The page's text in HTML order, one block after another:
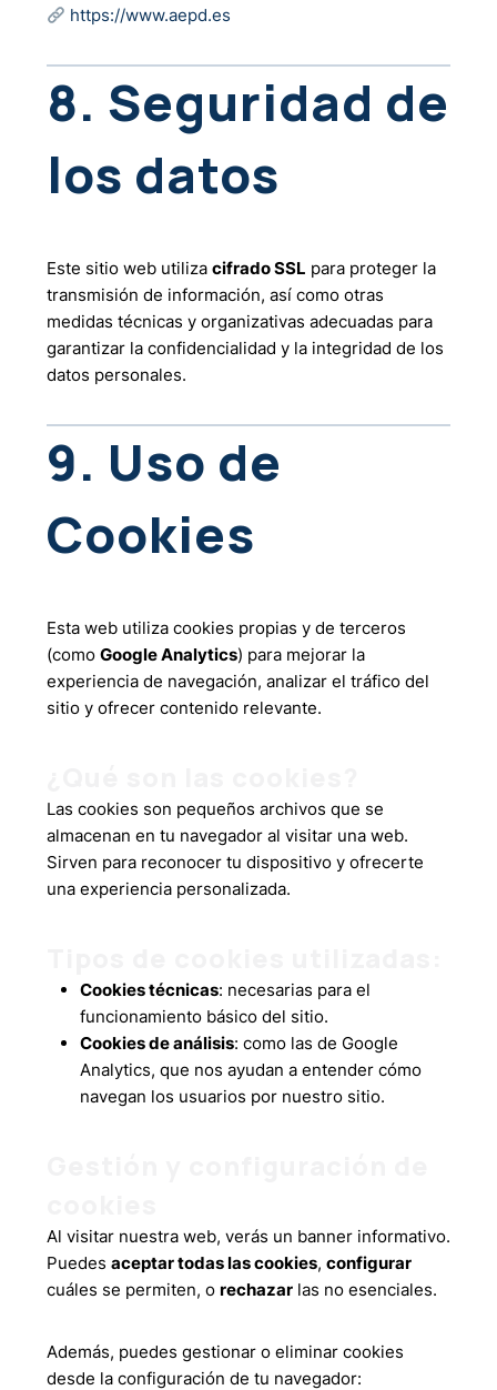
https://www.aepd.es
8. Seguridad de
los datos
Este sitio web utiliza cifrado SSL para proteger la
transmisión de información, así como otras
medidas técnicas y organizativas adecuadas para
garantizar la confidencialidad y la integridad de los
datos personales.
9. Uso de
Cookies
Esta web utiliza cookies propias y de terceros
(como Google Analytics) para mejorar la
experiencia de navegación, analizar el tráfico del
sitio y ofrecer contenido relevante.
Las cookies son pequeños archivos que se
almacenan en tu navegador al visitar una web.
Sirven para reconocer tu dispositivo y ofrecerte
una experiencia personalizada.
Cookies técnicas: necesarias para el
funcionamiento básico del sitio.
Cookies de análisis: como las de Google
Analytics, que nos ayudan a entender cómo
navegan los usuarios por nuestro sitio.
Al visitar nuestra web, verás un banner informativo.
Puedes aceptar todas las cookies, configurar
cuáles se permiten, o rechazar las no esenciales.
Además, puedes gestionar o eliminar cookies
desde la configuración de tu navegador: